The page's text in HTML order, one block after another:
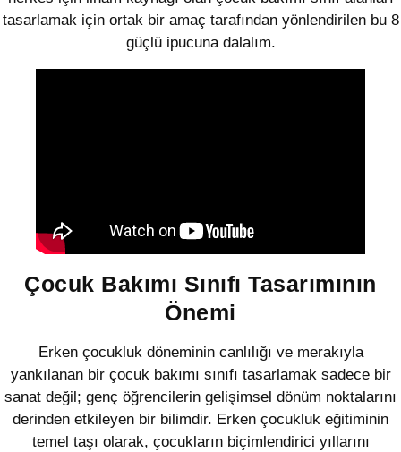
tasarlamak için ortak bir amaç tarafından yönlendirilen bu 8
güçlü ipucuna dalalım.
Çocuk Bakımı Sınıfı Tasarımının
Önemi
Erken çocukluk döneminin canlılığı ve merakıyla
yankılanan bir çocuk bakımı sınıfı tasarlamak sadece bir
sanat değil; genç öğrencilerin gelişimsel dönüm noktalarını
derinden etkileyen bir bilimdir. Erken çocukluk eğitiminin
temel taşı olarak, çocukların biçimlendirici yıllarını